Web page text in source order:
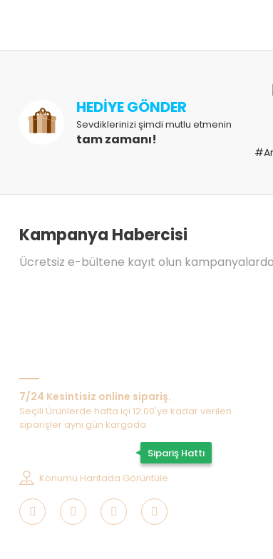
HEDİYE GÖNDER
Sevdiklerinizi şimdi mutlu etmenin
tam zamanı!
Kampanya Habercisi
Ücretsiz e-bültene kayıt olun
7/24 Kesintisiz online sipariş.
Seçili Ürünlerde hafta içi 12:00'ye kadar verilen
siparişler aynı gün kargoda
Sipariş Hattı
Konumu Haritada Görüntüle